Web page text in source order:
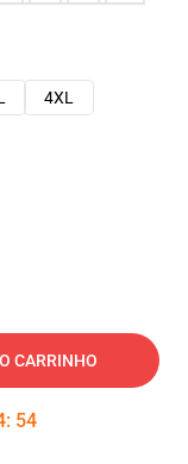
4XL
CARRINHO
: 53